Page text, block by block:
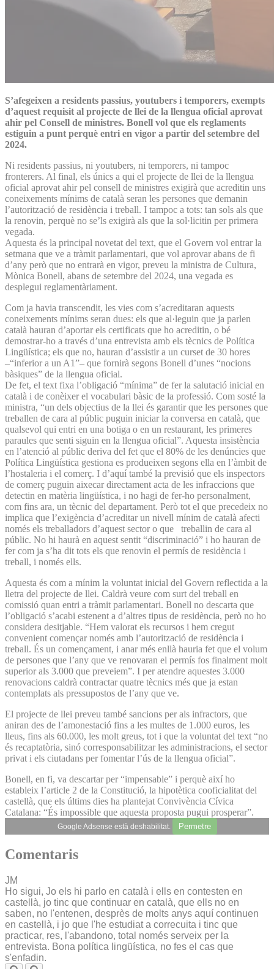
S’afegeixen a residents passius, youtubers i temporers, exempts
d’aquest requisit al projecte de llei de la llengua oficial aprovat
ahir pel Consell de ministres. Bonell vol que els reglaments
estiguin a punt perquè entri en vigor a partir del setembre del
2024.
Ni residents passius, ni youtubers, ni temporers, ni tampoc
fronterers. Al final, els únics a qui el projecte de llei de la llengua
oficial aprovat ahir pel consell de ministres exigirà que acreditin uns
coneixements mínims de català seran les persones que demanin
l’autorització de residència i treball. I tampoc a tots: tan sols als que
la renovin, perquè no se’ls exigirà als que la sol·licitin per primera
vegada.
Aquesta és la principal novetat del text, que el Govern vol entrar la
setmana que ve a tràmit parlamentari, que vol aprovar abans de fi
d’any però que no entrarà en vigor, preveu la ministra de Cultura,
Mònica Bonell, abans de setembre del 2024, una vegada es
desplegui reglamentàriament.
Com ja havia transcendit, les vies com s’acreditaran aquests
coneixements mínims seran dues: els que al·leguin que ja parlen
català hauran d’aportar els certificats que ho acreditin, o bé
demostrar-ho a través d’una entrevista amb els tècnics de Política
Lingüística; els que no, hauran d’assistir a un curset de 30 hores
–“inferior a un A1”– que fornirà segons Bonell d’unes “nocions
bàsiques” de la llengua oficial.
De fet, el text fixa l’obligació “mínima” de fer la salutació inicial en
català i de conèixer el vocabulari bàsic de la professió. Com sosté la
ministra, “un dels objectius de la llei és garantir que les persones que
treballen de cara al públic puguin iniciar la conversa en català, que
qualsevol qui entri en una botiga o en un restaurant, les primeres
paraules que senti siguin en la llengua oficial”. Aquesta insistència
en l’atenció al públic deriva del fet que el 80% de les denúncies que
Política Lingüística gestiona es produeixen segons ella en l’àmbit de
l’hostaleria i el comerç. I d’aquí també la previsió que els inspectors
de comerç puguin aixecar directament acta de les infraccions que
detectin en matèria lingüística, i no hagi de fer-ho personalment,
com fins ara, un tècnic del departament. Però tot el que precedeix no
implica que l’exigència d’acreditar un nivell mínim de català afecti
només els treballadors d’aquest sector o que treballin de cara al
públic. No hi haurà en aquest sentit “discriminació” i ho hauran de
fer com ja s’ha dit tots els que renovin el permís de residència i
treball, i només ells.
Aquesta és com a mínim la voluntat inicial del Govern reflectida a la
lletra del projecte de llei. Caldrà veure com surt del treball en
comissió quan entri a tràmit parlamentari. Bonell no descarta que
l’obligació s’acabi estenent a d’altres tipus de residència, però no ho
considera desitjable. “Hem valorat els recursos i hem cregut
convenient començar només amb l’autorització de residència i
treball. És un començament, i anar més enllà hauria fet que el volum
de persones que l’any que ve renovaran el permís fos finalment molt
superior als 3.000 que preveiem”. I per atendre aquestes 3.000
renovacions caldrà contractar quatre tècnics més que ja estan
contemplats als pressupostos de l’any que ve.
El projecte de llei preveu també sancions per als infractors, que
aniran des de l’amonestació fins a les multes de 1.000 euros, les
lleus, fins als 60.000, les molt greus, tot i que la voluntat del text “no
és recaptatòria, sinó corresponsabilitzar les administracions, el sector
privat i els ciutadans per fomentar l’ús de la llengua oficial”.
Bonell, en fi, va descartar per “impensable” i perquè així ho
estableix l’article 2 de la Constitució, la hipotètica cooficialitat del
castellà, que els últims dies ha plantejat Convivència Cívica
Catalana: “És impossible que aquesta proposta pugui prosperar”.
Google Adsense està deshabilitat. Permetre
Comentaris
JM
Ho sigui, Jo els hi parlo en català i ells en contesten en
castellà, jo tinc que continuar en català, que ells no en
saben, no l'entenen, desprès de molts anys aquí continuen
en castellà, i jo que l'he estudiat a correcuita i tinc que
practicar, res, l'abandono, total només serveix per la
entrevista. Bona política lingüística, no fes el cas que
s'enfadin.